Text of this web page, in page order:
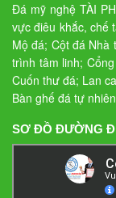
Đá mỹ nghệ TÀI
vực điêu khắc, chế
Mộ đá; Cột đá
trình tâm linh;
Cuốn thư đá; Lan
Bàn ghế đá tự
SƠ ĐỒ ĐƯỜNG